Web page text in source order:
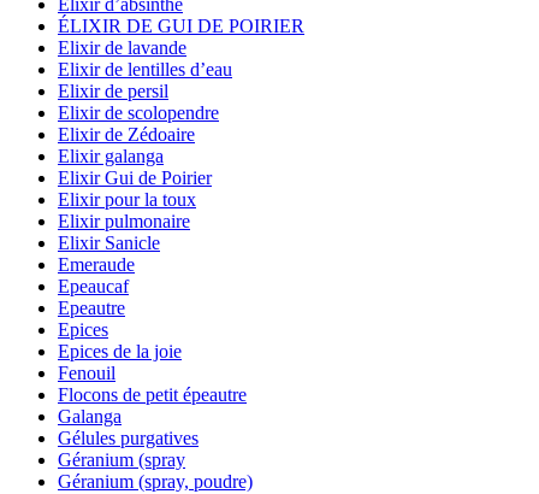
ÉLIXIR DE GUI DE POIRIER
Elixir de lavande
Elixir de lentilles d’eau
Elixir de persil
Elixir de scolopendre
Elixir de Zédoaire
Elixir galanga
Elixir Gui de Poirier
Elixir pour la toux
Elixir pulmonaire
Elixir Sanicle
Emeraude
Epeaucaf
Epeautre
Epices
Epices de la joie
Fenouil
Flocons de petit épeautre
Galanga
Gélules purgatives
Géranium (spray
Géranium (spray, poudre)